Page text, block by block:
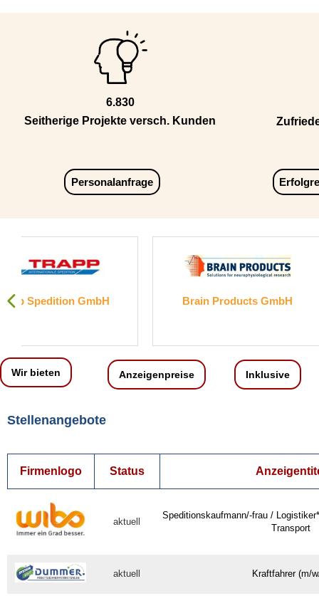
6.830
Seitherige Projekte versch. Kunden
Personalanfrage
Brain Products GmbH
Engelbert Strauss
Wir bieten Anzeigenpreise Inklusive
Stellenangebote
Firmenlogo Status
aktuell
Speditionskaufmann/-frau /
Transport
aktuell Kraftfahrer (m/